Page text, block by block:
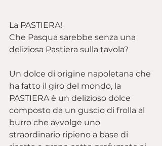
La PASTIERA!
Che Pasqua sarebbe senza una
deliziosa Pastiera sulla tavola?
Un dolce di origine napoletana che
ha fatto il giro del mondo, la
PASTIERA è un delizioso dolce
composto da un guscio di frolla al
burro che avvolge uno
straordinario ripieno a base di